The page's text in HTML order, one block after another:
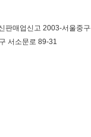
판매업신고 2003-서울중
서소문로 89-31